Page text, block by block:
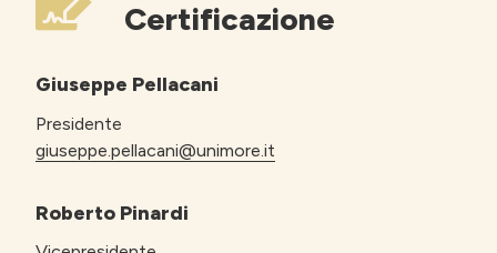
Certificazione
Giuseppe Pellacani
Presidente
giuseppe.pellacani@unimore.it
Roberto Pinardi